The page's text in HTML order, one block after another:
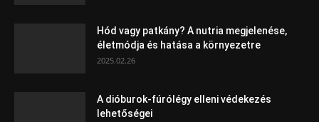
Hód vagy patkány? A nutria megjelenése,
életmódja és hatása a környezetre
2025.02.26
A dióburok-fúrólégy elleni védekezés
lehetőségei